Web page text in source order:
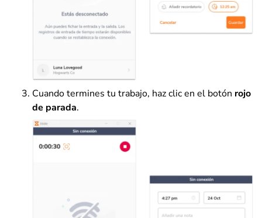
Cuando termines tu trabajo, haz clic en el botón rojo
de parada.